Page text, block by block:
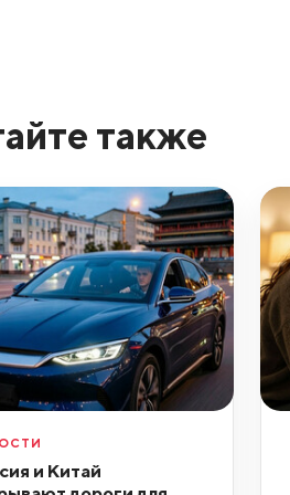
также
и Китай